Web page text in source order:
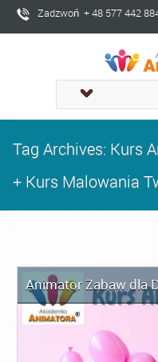
Zadzwoń + 48 577 442
Tag Archives: Kurs
+ Kurs Malowania
Animator Zabaw dla